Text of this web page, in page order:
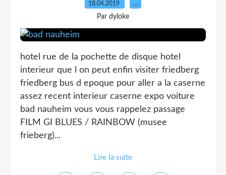
18.04.2019 …
Par dyloke
hotel rue de la pochette de disque hotel
interieur que l on peut enfin visiter friedberg
friedberg bus d epoque pour aller a la caserne
assez recent interieur caserne expo voiture
bad nauheim vous vous rappelez passage
FILM GI BLUES / RAINBOW (musee
frieberg)...
Lire la suite